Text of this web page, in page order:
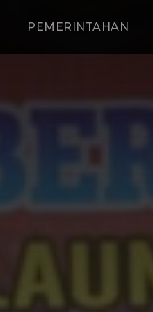
PEMERINTAHAN